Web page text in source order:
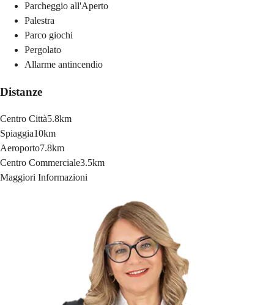
Parcheggio all'Aperto
Palestra
Parco giochi
Pergolato
Allarme antincendio
Distanze
Centro Città5.8km
Spiaggia10km
Aeroporto7.8km
Centro Commerciale3.5km
Maggiori Informazioni